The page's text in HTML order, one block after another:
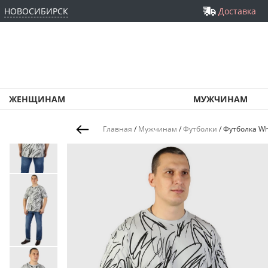
НОВОСИБИРСК Доставка
ЖЕНЩИНАМ МУЖЧИНАМ
Главная / Мужчинам /Футболки /Футболка